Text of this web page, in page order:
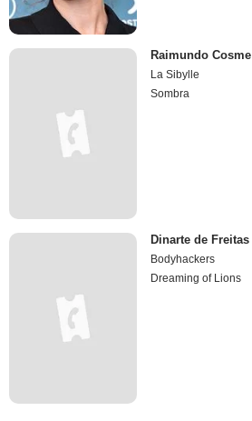
Raimundo Cosme
La Sibylle
Sombra
Dinarte de Freitas
Bodyhackers
Dreaming of Lions